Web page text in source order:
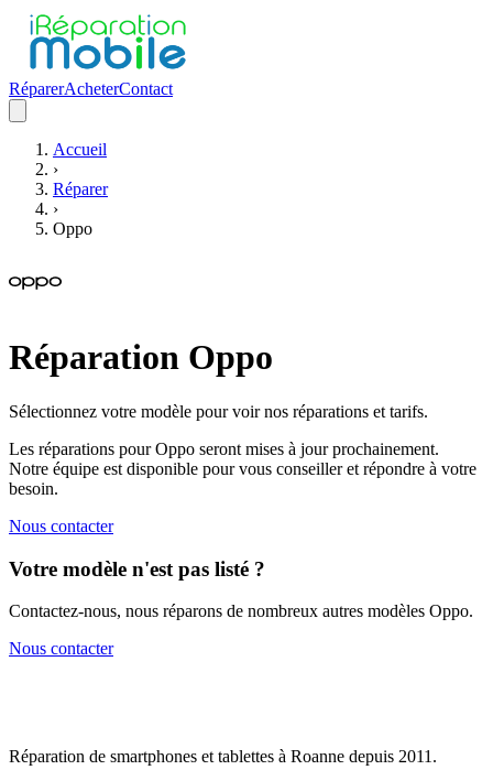
RéparerAcheterContact
Accueil
›
Réparer
›
Oppo
Réparation Oppo
Sélectionnez votre modèle pour voir nos réparations et tarifs.
Les réparations pourOppo seront mises à jour prochainement.
Notre équipe est disponible pour vous conseiller et répondre à votre
besoin.
Nous contacter
Votre modèle n'est pas listé ?
Contactez-nous, nous réparons de nombreux autres modèles Oppo.
Nous contacter
Réparation de smartphones et tablettes à Roanne depuis 2011.